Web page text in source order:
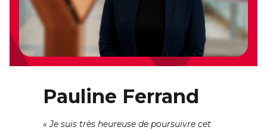
Pauline Ferrand
« Je suis très heureuse de poursuivre cet